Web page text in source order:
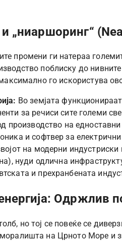
„ниаршоринг“
промени ги натераа
поблиску до
го искористува
Во земјата
за речиси сите големи
производство на
и софтвер за
на модерни
нуди одлична
и прехранбената
Одржлив
но тој се повеќе се
на Црното Море и